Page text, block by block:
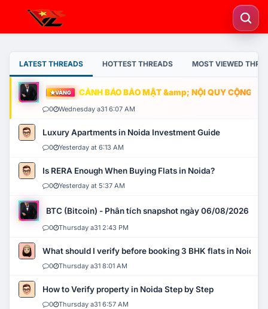
LATEST THREADS HOTTEST THREADS MOST VIEWED
VÀNG CẢNH BÁO BẢO MẬT &amp; NỘI QUY CỘNG
0 Wednesday a31 6:07 AM
Luxury Apartments in Noida Investment Guide
0 Yesterday at 6:13 AM
Is RERA Enough When Buying Flats in Noida?
0 Yesterday at 5:37 AM
BTC (Bitcoin) - Phân tích snapshot ngày 06/08/2026
0 Thursday a31 2:43 PM
What should I verify before booking 3 BHK flats in Noida?
0 Thursday a31 8:01 AM
How to Verify property in Noida Step by Step
0 Thursday a31 6:57 AM